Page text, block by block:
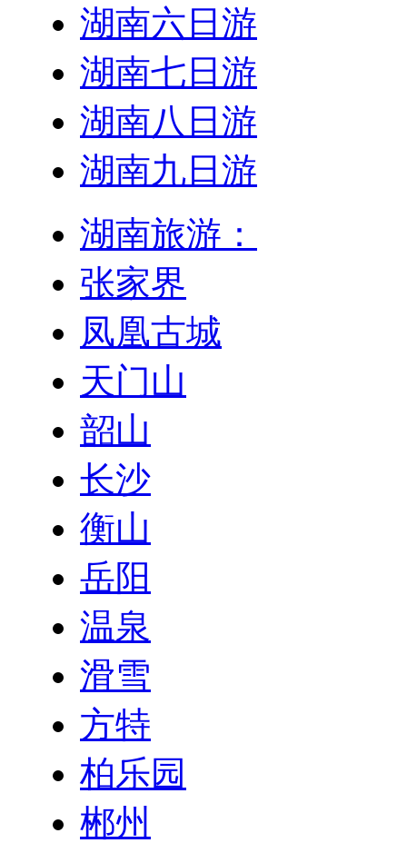
湖南六日游
湖南七日游
湖南八日游
湖南九日游
湖南旅游：
张家界
凤凰古城
天门山
韶山
长沙
衡山
岳阳
温泉
滑雪
方特
柏乐园
郴州